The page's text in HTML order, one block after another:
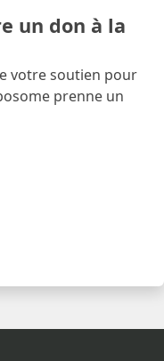
un don à la
votre soutien pour
prenne un